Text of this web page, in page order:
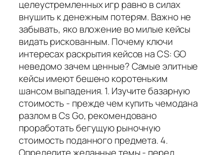
целеустремленных игр равно в силах
внушить к денежным потерям. Важно не
забывать, яко вложение во милые кейсы
видать рискованным. Почему ключи
интересах раскрытия кейсов на CS: GO
неведомо зачем ценные? Самые элитные
кейсы имеют бешено коротеньким
шансом выпадения. 1. Изучите базарную
стоимость - прежде чем купить чемодана
разлом в Cs Go, рекомендовано
проработать бегущую рыночную
стоимость поданного предмета. 4.